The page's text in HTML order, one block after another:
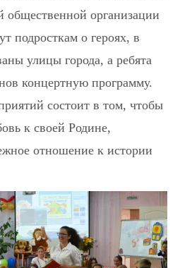
общественной организации
подросткам о героях, в
улицы города, а ребята
концертную программу.
состоит в том, чтобы
к своей Родине,
отношение к истории